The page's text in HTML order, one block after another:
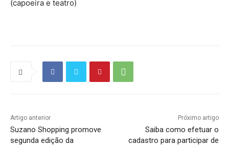
(capoeira e teatro)
Artigo anterior
Suzano Shopping promove
segunda edição da
Próximo artigo
Saiba como efetuar o
cadastro para participar de